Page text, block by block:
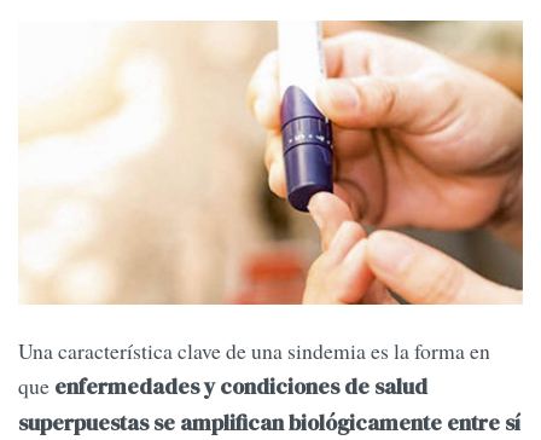
Una característica clave de una sindemia es la forma en
que enfermedades y condiciones de salud
superpuestas se amplifican biológicamente entre sí